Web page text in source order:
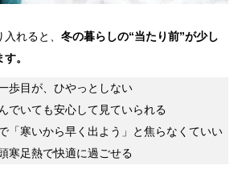
入れると、冬の暮らしの“当たり前”が少し
。
歩目が、ひやっとしない
でいても安心して見ていられる
「寒いから早く出よう」と焦らなくていい
寒足熱で快適に過ごせる